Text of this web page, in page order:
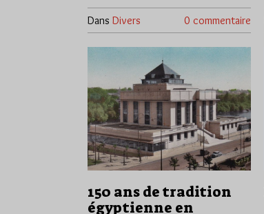
Dans Divers 0 commentaire
150 ans de tradition
égyptienne en